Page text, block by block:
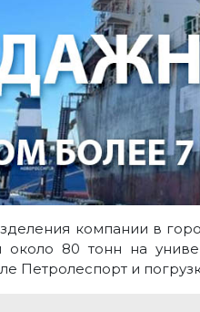
компании в
80 тонн на
Петролеспорт и